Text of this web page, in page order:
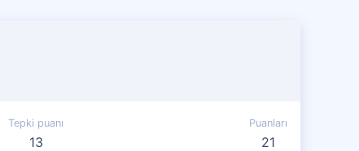
Tepki puanı
13
Puanları
21